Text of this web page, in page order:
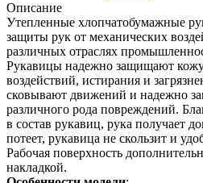
Описание
Утепленные хлопчатобумажные
защиты рук от механических
различных отраслях
Рукавицы надежно защищают
воздействий, истирания и
сковывают движений и надежно
различного рода повреждений.
в состав рукавиц, рука получает
потеет, рукавица не скользит и
Рабочая поверхность
накладкой.